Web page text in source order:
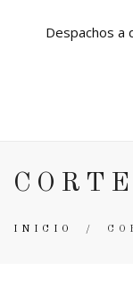
Despachos a
INICIO /